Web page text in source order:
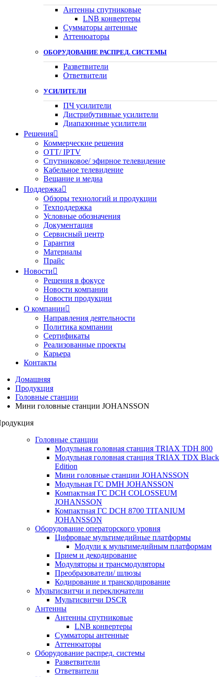
Антенны спутниковые
LNB конвертеры
Сумматоры антенные
Аттенюаторы
ОБОРУДОВАНИЕ РАСПРЕД. СИСТЕМЫ
Разветвители
Ответвители
УСИЛИТЕЛИ
ПЧ усилители
Дистрибутивные усилители
Диапазонные усилители
Решения
Коммерческие решения
OTT/ IPTV
Спутниковое/ эфирное телевидение
Кабельное телевидение
Вещание и медиа
Поддержка
Обзоры технологий и продукции
Техподдержка
Условные обозначения
Документация
Сервисный центр
Гарантия
Материалы
Прайс
Новости
Решения в фокусе
Новости компании
Новости продукции
О компании
Направления деятельности
Политика компании
Сертификаты
Реализованные проекты
Карьера
Контакты
Домашняя
Продукция
Головные станции
Мини головные станции JOHANSSON
Головные станции
Модульная головная станция TRIAX TDH 800
Модульная головная станция TRIAX TDX Black
Edition
Мини головные станции JOHANSSON
Модульная ГС DMH JOHANSSON
Компактная ГС DCH COLOSSEUM
JOHANSSON
Компактная ГС DCH 8700 TITANIUM
JOHANSSON
Оборудование операторского уровня
Цифровые мультимедийные платформы
Модули к мультимедийным платформам
Прием и декодирование
Модуляторы и трансмодуляторы
Преобразователи/ шлюзы
Кодирование и транскодирование
Мультисвитчи и переключатели
Мультисвитчи DSCR
Антенны
Антенны спутниковые
LNB конвертеры
Сумматоры антенные
Аттенюаторы
Оборудование распред. системы
Разветвители
Ответвители